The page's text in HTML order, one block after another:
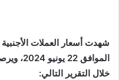
شهدت أسعار العملات
الموافق 22 يونيو 2024، ويرصد أسعار العملات ب
خلال التقرير التالي: